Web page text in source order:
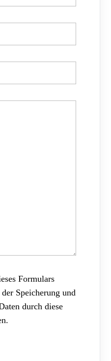
Formulars
Speicherung und
durch diese